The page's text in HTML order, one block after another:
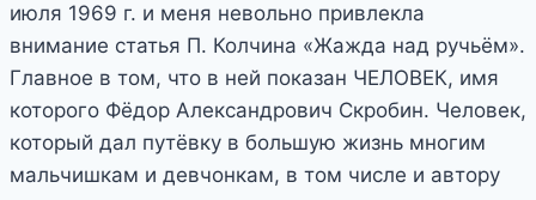
июля 1969 г. и меня невольно привлекла
внимание статья П. Колчина «Жажда над ручьём».
Главное в том, что в ней показан ЧЕЛОВЕК, имя
которого Фёдор Александрович Скробин. Человек,
который дал путёвку в большую жизнь многим
мальчишкам и девчонкам, в том числе и автору